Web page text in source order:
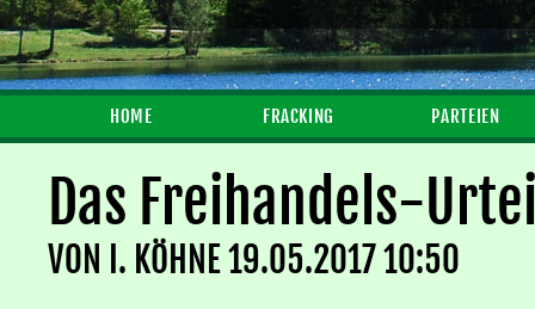
HOME FRACKING PARTEIEN
Das Freihandels-
VON I. KÖHNE19.05.2017 10:50